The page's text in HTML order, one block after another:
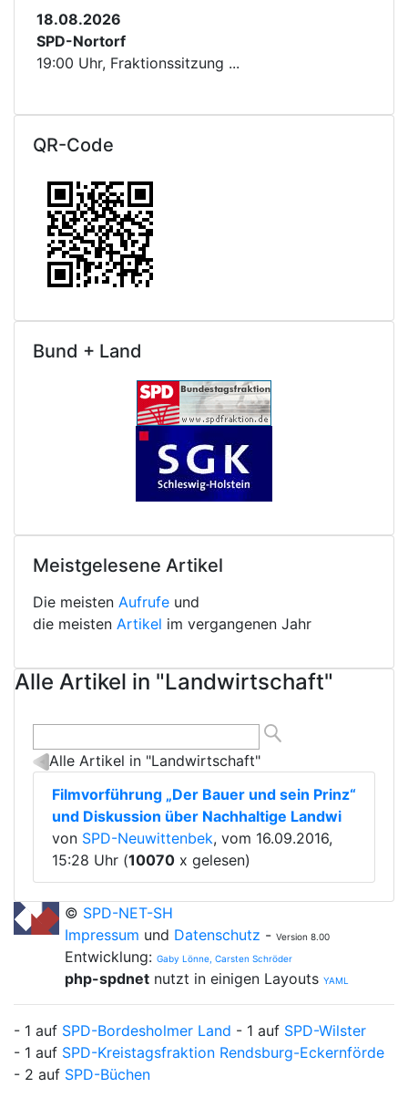
18.08.2026
SPD-Nortorf
19:00 Uhr, Fraktionssitzung ...
QR-Code
Bund + Land
Meistgelesene Artikel
Die meisten Aufrufe und
die meisten Artikel im vergangenen Jahr
Alle Artikel in "Landwirtschaft"
Alle Artikel in "Landwirtschaft"
Filmvorführung „Der Bauer und sein Prinz“
und Diskussion über Nachhaltige Landwi
von SPD-Neuwittenbek, vom 16.09.2016,
15:28 Uhr (10070 x gelesen)
© SPD-NET-SH
Impressum und Datenschutz - Version 8.00
Entwicklung: Gaby Lönne, Carsten Schröder
php-spdnet nutzt in einigen Layouts YAML
- 1 auf SPD-Bordesholmer Land - 1 auf SPD-Wilster
- 1 auf SPD-Kreistagsfraktion Rendsburg-Eckernförde
- 2 auf SPD-Büchen